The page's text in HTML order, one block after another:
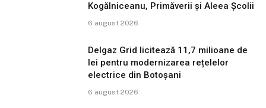
Kogălniceanu, Primăverii și Aleea Școlii
6 august 2026
Delgaz Grid licitează 11,7 milioane de
lei pentru modernizarea rețelelor
electrice din Botoșani
6 august 2026